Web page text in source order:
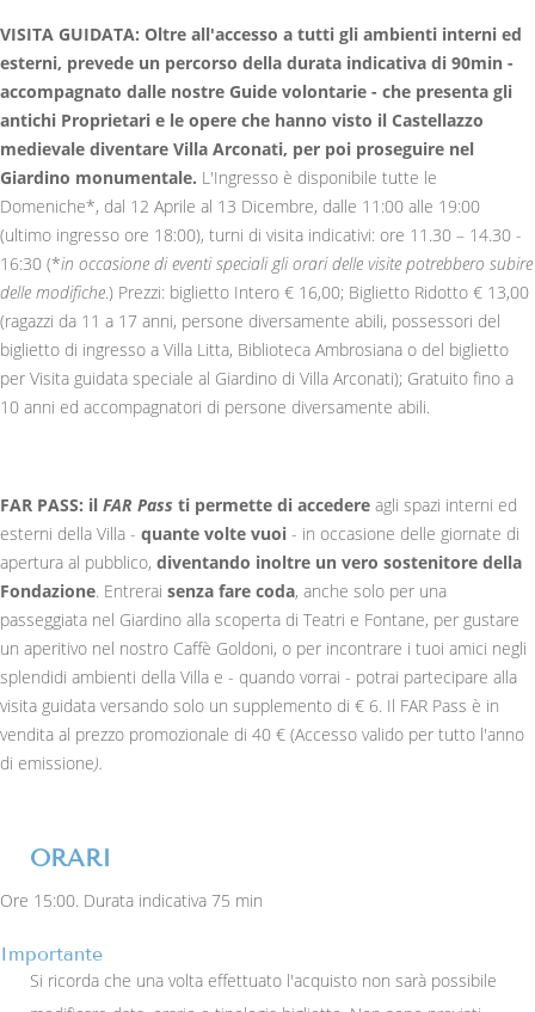
VISITA GUIDATA: Oltre all'accesso a tutti gli ambienti interni ed
esterni, prevede un percorso della durata indicativa di 90min -
accompagnato dalle nostre Guide volontarie - che presenta gli
antichi Proprietari e le opere che hanno visto il Castellazzo
medievale diventare Villa Arconati, per poi proseguire nel
Giardino monumentale. L'Ingresso è disponibile tutte le
Domeniche*, dal 12 Aprile al 13 Dicembre, dalle 11:00 alle 19:00
(ultimo ingresso ore 18:00), turni di visita indicativi: ore 11.30 – 14.30 -
16:30 (*in occasione di eventi speciali gli orari delle visite potrebbero subire
delle modifiche.) Prezzi: biglietto Intero € 16,00; Biglietto Ridotto € 13,00
(ragazzi da 11 a 17 anni, persone diversamente abili, possessori del
biglietto di ingresso a Villa Litta, Biblioteca Ambrosiana o del biglietto
per Visita guidata speciale al Giardino di Villa Arconati); Gratuito fino a
10 anni ed accompagnatori di persone diversamente abili.
FAR PASS: il FAR Pass ti permette di accedere agli spazi interni ed
esterni della Villa - quante volte vuoi - in occasione delle giornate di
apertura al pubblico, diventando inoltre un vero sostenitore della
Fondazione. Entrerai senza fare coda, anche solo per una
passeggiata nel Giardino alla scoperta di Teatri e Fontane, per gustare
un aperitivo nel nostro Caffè Goldoni, o per incontrare i tuoi amici negli
splendidi ambienti della Villa e - quando vorrai - potrai partecipare alla
visita guidata versando solo un supplemento di € 6. Il FAR Pass è in
vendita al prezzo promozionale di 40 € (Accesso valido per tutto l'anno
di emissione).
ORARI
Ore 15:00. Durata indicativa 75 min
Importante
Si ricorda che una volta effettuato l'acquisto non sarà possibile